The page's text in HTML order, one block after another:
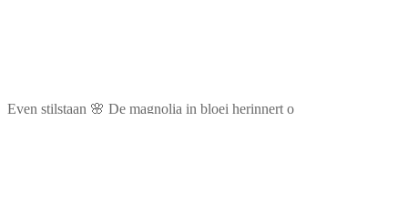
Even stilstaan 🌸 De magnolia in bloei herinnert o